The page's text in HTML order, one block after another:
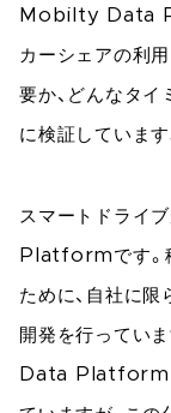
Mobilty Data
カーシェアの利
要か、どんなタ
に検証しています
スマートドライ
Platformです。
ために、自社に
開発を行ってい
Data Platform